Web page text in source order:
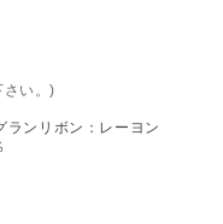
さい。)
ンリボン：レーヨン